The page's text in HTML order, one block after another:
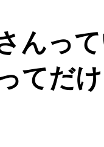
んっ
てだけ